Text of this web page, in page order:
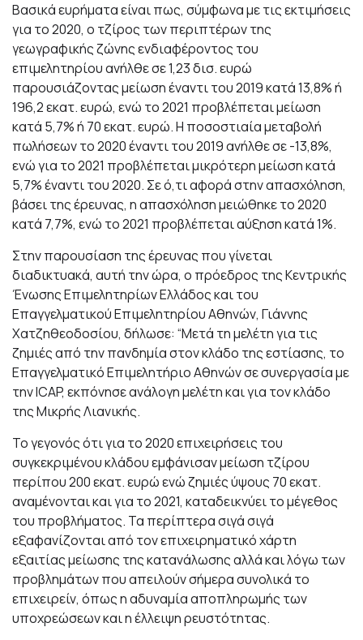
Βασικά ευρήματα είναι πως, σύμφωνα με τις εκτιμήσεις
για το 2020, ο τζίρος των περιπτέρων της
γεωγραφικής ζώνης ενδιαφέροντος του
επιμελητηρίου ανήλθε σε 1,23 δισ. ευρώ
παρουσιάζοντας μείωση έναντι του 2019 κατά 13,8% ή
196,2 εκατ. ευρώ, ενώ το 2021 προβλέπεται μείωση
κατά 5,7% ή 70 εκατ. ευρώ. Η ποσοστιαία μεταβολή
πωλήσεων το 2020 έναντι του 2019 ανήλθε σε -13,8%,
ενώ για το 2021 προβλέπεται μικρότερη μείωση κατά
5,7% έναντι του 2020. Σε ό,τι αφορά στην απασχόληση,
βάσει της έρευνας, η απασχόληση μειώθηκε το 2020
κατά 7,7%, ενώ το 2021 προβλέπεται αύξηση κατά 1%.
Στην παρουσίαση της έρευνας που γίνεται
διαδικτυακά, αυτή την ώρα, ο πρόεδρος της Κεντρικής
Ένωσης Επιμελητηρίων Ελλάδος και του
Επαγγελματικού Επιμελητηρίου Αθηνών, Γιάννης
Χατζηθεοδοσίου, δήλωσε: “Μετά τη μελέτη για τις
ζημιές από την πανδημία στον κλάδο της εστίασης, το
Επαγγελματικό Επιμελητήριο Αθηνών σε συνεργασία με
την ICAP, εκπόνησε ανάλογη μελέτη και για τον κλάδο
της Μικρής Λιανικής.
Το γεγονός ότι για το 2020 επιχειρήσεις του
συγκεκριμένου κλάδου εμφάνισαν μείωση τζίρου
περίπου 200 εκατ. ευρώ ενώ ζημιές ύψους 70 εκατ.
αναμένονται και για το 2021, καταδεικνύει το μέγεθος
του προβλήματος. Τα περίπτερα σιγά σιγά
εξαφανίζονται από τον επιχειρηματικό χάρτη
εξαιτίας μείωσης της κατανάλωσης αλλά και λόγω των
προβλημάτων που απειλούν σήμερα συνολικά το
επιχειρείν, όπως η αδυναμία αποπληρωμής των
υποχρεώσεων και η έλλειψη ρευστότητας.